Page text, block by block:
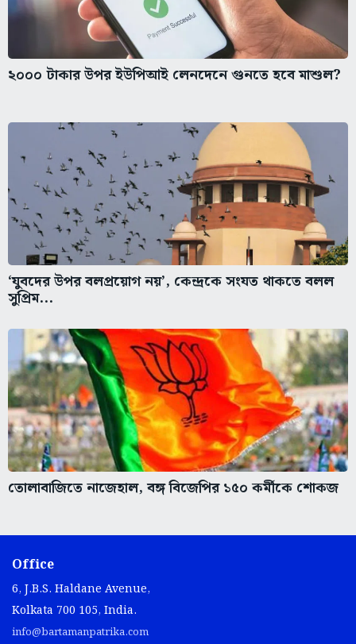
২০০০ টাকার উপর ইউপিআই লেনদেনে গুনতে হবে মাশুল?
‘যুবদের উপর বলপ্রয়োগ নয়’, কেন্দ্রকে সংযত থাকতে বলল
সুপ্রিম...
তোলাবাজিতে নাজেহাল, বঙ্গ বিজেপির ১৫০ কর্মীকে শোকজ
Office
6, J.B.S. Haldane Avenue,
Kolkata 700 105, India.
info@bartamanpatrika.com